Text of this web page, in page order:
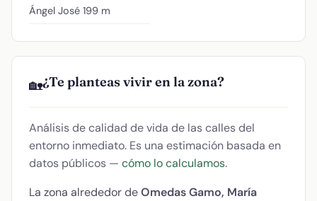
Ángel José 199 m
🏡¿Te planteas vivir en la zona?
Análisis de calidad de vida de las calles del
entorno inmediato. Es una estimación basada en
datos públicos — cómo lo calculamos.
La zona alrededor deOmedas Gamo, María